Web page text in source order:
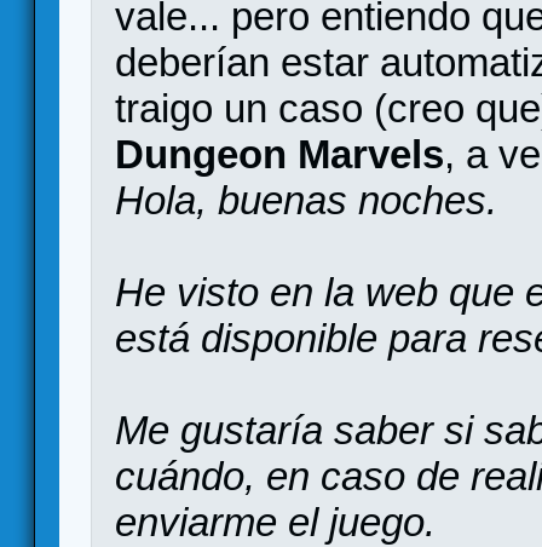
vale... pero entiendo
deberían estar
traigo un caso (creo
Dungeon Marvels, a
Hola, buenas noches.
He visto en la web que
está disponible para
Me gustaría saber si
cuándo, en caso de
enviarme el juego.